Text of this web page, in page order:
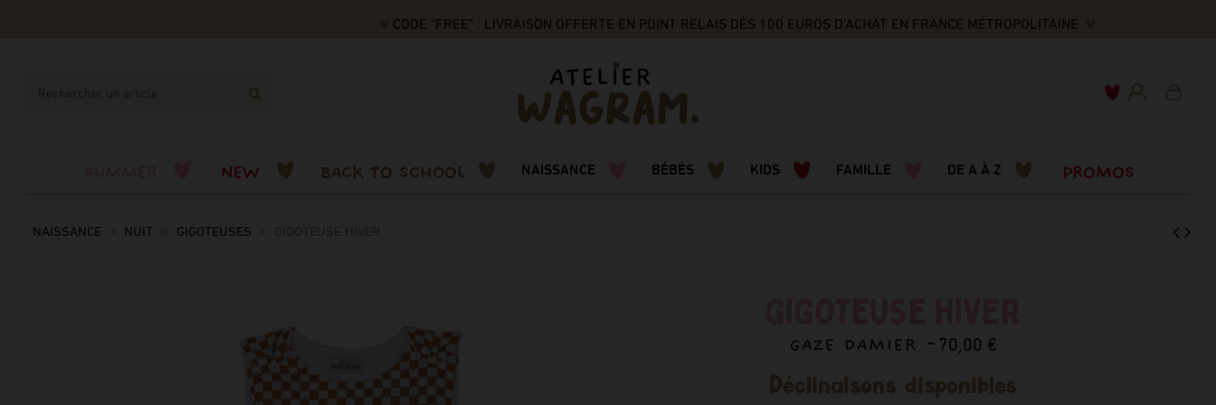
CODE "FREE" : LIVRAISON OFFERTE EN POINT RELAIS DÈS 100 EUROS D'ACHAT EN FRANCE MÉTROPOLITAINE
NEW BACK TO SCHOOL NAISSANCE BÉBÉS KIDS FAMILLE DE A À Z PROMOS
NAISSANCE NUIT GIGOTEUSES GIGOTEUSE HIVER
GAZE DAMIER - 70,00 €
Déclinaisons disponibles